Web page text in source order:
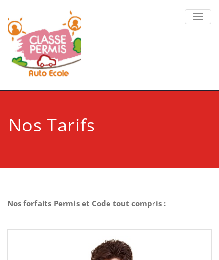
Nos Tarifs
Nos forfaits Permis et Code tout compris :